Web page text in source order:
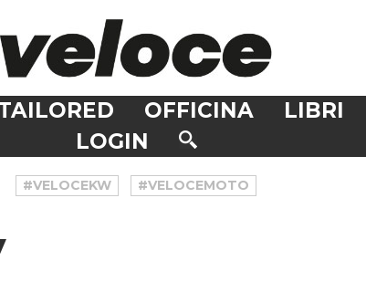
OFFICINA LIBRI
LOGIN
#VELOCEKW #VELOCEMOTO